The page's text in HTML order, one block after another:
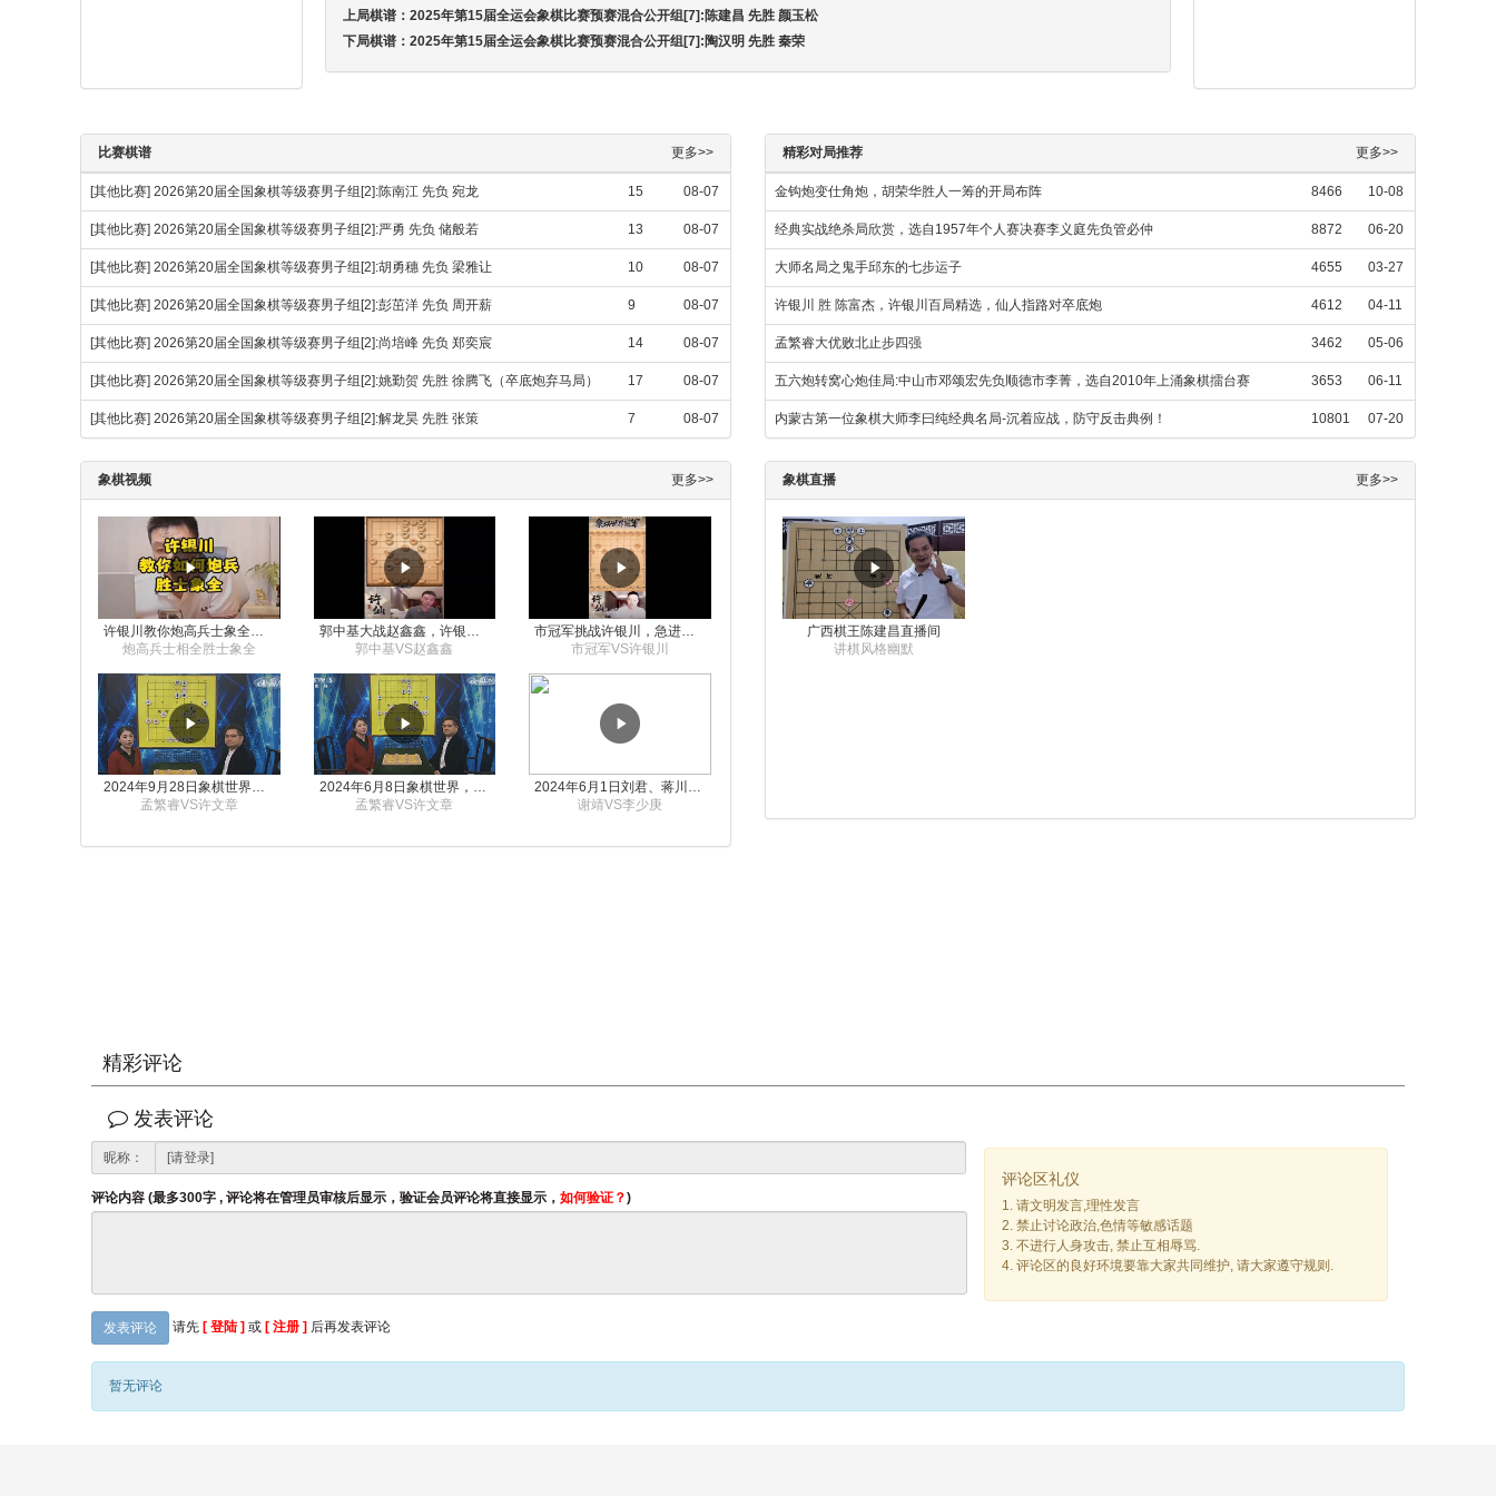
上局棋谱： 2025年第15届全运会象棋比赛预赛混合公开组[7]:陈建昌 先胜 颜玉松
下局棋谱： 2025年第15届全运会象棋比赛预赛混合公开组[7]:陶汉明 先胜 秦荣
比赛棋谱 更多>>
[其他比赛] 2026第20届全国象棋等级赛男子组[2]:陈南江 先负 宛龙 15 08-07
[其他比赛] 2026第20届全国象棋等级赛男子组[2]:严勇 先负 储般若 13 08-07
[其他比赛] 2026第20届全国象棋等级赛男子组[2]:胡勇穗 先负 梁雅让 10 08-07
[其他比赛] 2026第20届全国象棋等级赛男子组[2]:彭茁洋 先负 周开薪 9 08-07
[其他比赛] 2026第20届全国象棋等级赛男子组[2]:尚培峰 先负 郑奕宸 14 08-07
[其他比赛] 2026第20届全国象棋等级赛男子组[2]:姚勤贺 先胜 徐腾飞（卒底炮弃马局） 17 08-07
[其他比赛] 2026第20届全国象棋等级赛男子组[2]:解龙昊 先胜 张策 7 08-07
精彩对局推荐 更多>>
金钩炮变仕角炮，胡荣华胜人一筹的开局布阵 8466 10-08
经典实战绝杀局欣赏，选自1957年个人赛决赛李义庭先负管必仲 8872 06-20
大师名局之鬼手邱东的七步运子 4655 03-27
许银川 胜 陈富杰，许银川百局精选，仙人指路对卒底炮 4612 04-11
孟繁睿大优败北止步四强 3462 05-06
五六炮转窝心炮佳局:中山市邓颂宏先负顺德市李菁，选自2010年上涌象棋擂台赛 3653 06-11
内蒙古第一位象棋大师李曰纯经典名局-沉着应战，防守反击典例！ 10801 07-20
象棋视频 更多>>
炮高兵士相全胜士象全
郭中基VS赵鑫鑫
市冠军VS许银川
2024年9月28日象棋世界栏目，刘君、蒋川讲解了第九届杨官璘杯象棋公开赛孟繁睿与许文章的对局
孟繁睿VS许文章
2024年6月8日象棋世界，刘君、蒋川讲解了第九届杨官璘杯全国象棋公开赛孟繁睿与许文章的对局
孟繁睿VS许文章
2024年6月1日刘君、蒋川讲解第三届上海杯象棋大师赛谢靖与李少庚的对局
谢靖VS李少庚
象棋直播 更多>>
广西棋王陈建昌直播间
讲棋风格幽默
精彩评论
发表评论
昵称：
评论内容 (最多300字 , 评论将在管理员审核后显示，验证会员评论将直接显示， 如何验证？)
发表评论 请先 [ 登陆 ] 或 [ 注册 ] 后再发表评论
评论区礼仪
1. 请文明发言,理性发言
2. 禁止讨论政治,色情等敏感话题
3. 不进行人身攻击, 禁止互相辱骂.
4. 评论区的良好环境要靠大家共同维护, 请大家遵守规则.
暂无评论